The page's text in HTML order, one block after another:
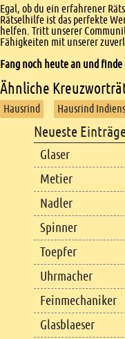
Egal, ob du ein erfahrener
Rätselhilfe ist das perfekte
helfen. Tritt unserer
Fähigkeiten mit unserer
Fang noch heute an und
Ähnliche
Hausrind Hausrind Indiens
Footer content
Neueste
Glaser
Metier
Nadler
Spinner
Toepfer
Uhrmacher
Feinmechaniker
Glasblaeser